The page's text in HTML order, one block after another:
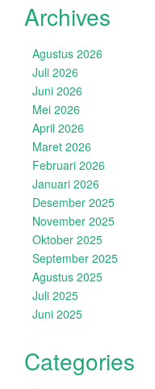
Archives
Agustus 2026
Juli 2026
Juni 2026
Mei 2026
April 2026
Maret 2026
Februari 2026
Januari 2026
Desember 2025
November 2025
Oktober 2025
September 2025
Agustus 2025
Juli 2025
Juni 2025
Categories